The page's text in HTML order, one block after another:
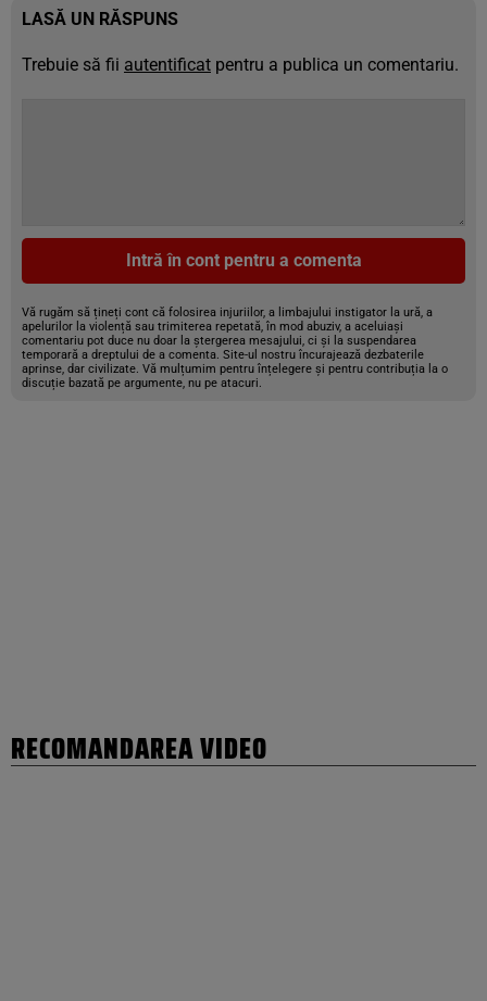
LASĂ UN RĂSPUNS
Trebuie să fii autentificat pentru a publica un comentariu.
Intră în cont pentru a comenta
Vă rugăm să țineți cont că folosirea injuriilor, a limbajului instigator la ură, a
apelurilor la violență sau trimiterea repetată, în mod abuziv, a aceluiași
comentariu pot duce nu doar la ștergerea mesajului, ci și la suspendarea
temporară a dreptului de a comenta. Site-ul nostru încurajează dezbaterile
aprinse, dar civilizate. Vă mulțumim pentru înțelegere și pentru contribuția la o
discuție bazată pe argumente, nu pe atacuri.
RECOMANDAREA VIDEO